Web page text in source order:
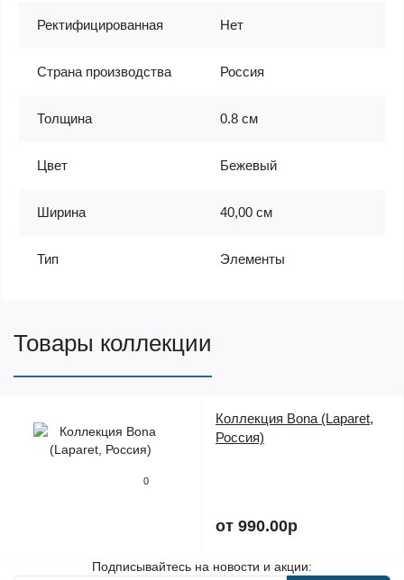
Ректифицированная Нет
Страна производства Россия
Толщина 0.8 см
Цвет Бежевый
Ширина 40,00 см
Тип Элементы
Товары коллекции
0
Коллекция Bona (Laparet,
Россия)
от 990.00р
Подписывайтесь на новости и акции: